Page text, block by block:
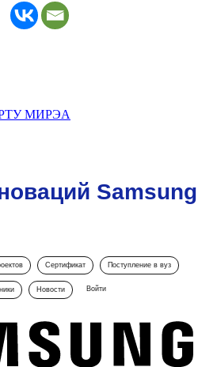
МИРЭА
Samsung
Сертификат Поступление в вуз
Новости Войти